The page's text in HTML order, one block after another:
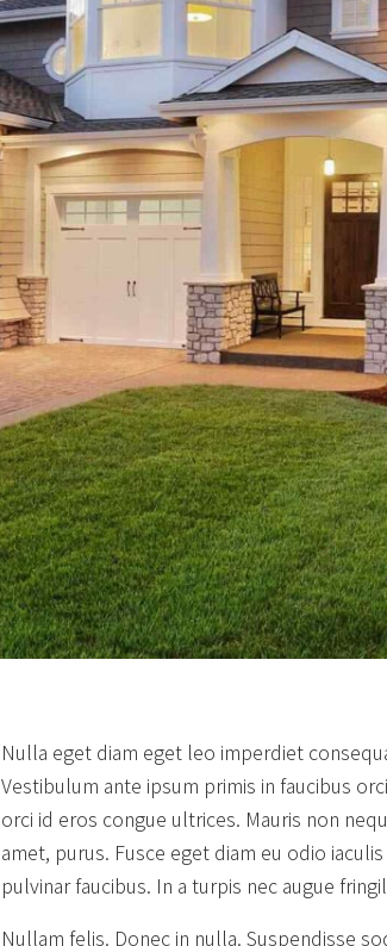
Nulla eget diam eget leo imperdiet
Vestibulum ante ipsum primis in faucibus
orci id eros congue ultrices. Mauris non
amet, purus. Fusce eget diam eu odio
pulvinar faucibus. In a turpis nec augue
Nullam felis. Donec in nulla. Suspendisse